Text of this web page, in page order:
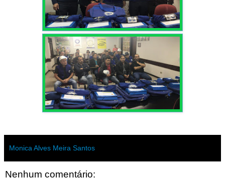
Monica Alves Meira Santos
Nenhum comentário: